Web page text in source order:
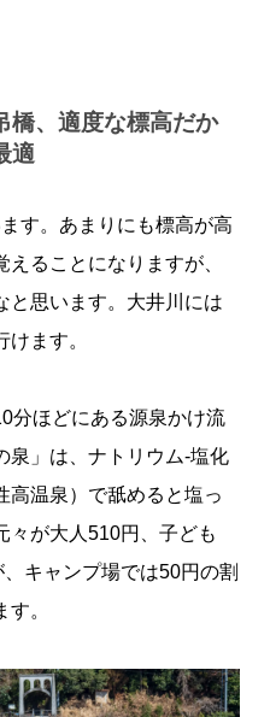
、適度な標高だか
適
す。あまりにも標高が高
ることになりますが、
と思います。大井川には
ます。
分ほどにある源泉かけ流
泉」は、ナトリウム-塩化
高温泉）で舐めると塩っ
々が大人510円、子ども
キャンプ場では50円の割
。